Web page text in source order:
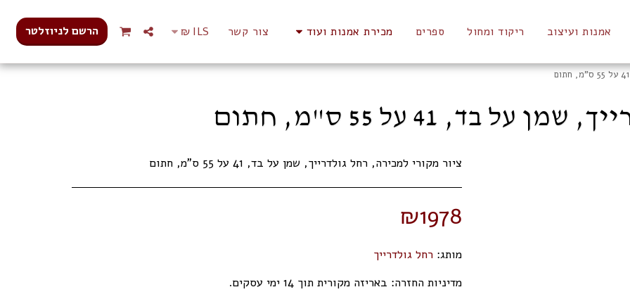
אמנות ועיצוב ריקוד ומחול ספרים מכירת אמנות ועוד צור קשר ILS
₪ הרשם לניוזלטר
על בד, 41 על 55 ס"מ, חתום
ציור מקורי למכירה, רחל גולדרייך, שמן על בד, 41 על 55 ס"מ, חתום
₪1978
מותג: רחל גולדרייך
מדיניות החזרה: באריזה מקורית תוך 14 ימי עסקים.